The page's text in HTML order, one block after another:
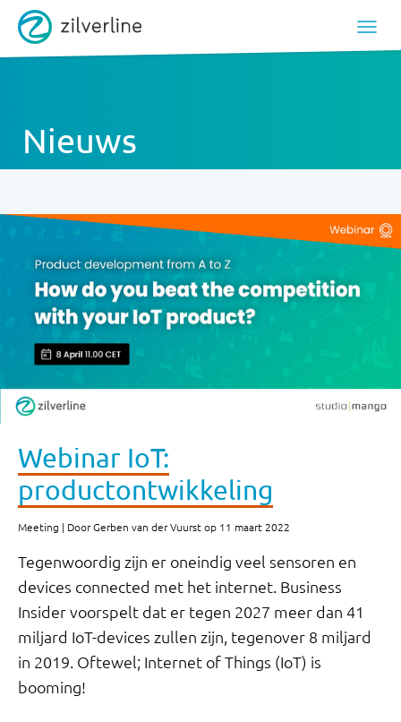
Nieuws
Webinar IoT:
productontwikkeling
Meeting | Door Gerben van der Vuurst op 11 maart 2022
Tegenwoordig zijn er oneindig veel sensoren en
devices connected met het internet. Business
Insider voorspelt dat er tegen 2027 meer dan 41
miljard IoT-devices zullen zijn, tegenover 8 miljard
in 2019. Oftewel; Internet of Things (IoT) is
booming!